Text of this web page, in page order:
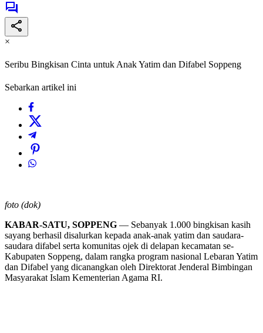
×
Seribu Bingkisan Cinta untuk Anak Yatim dan Difabel Soppeng
Sebarkan artikel ini
foto (dok)
KABAR-SATU, SOPPENG — Sebanyak 1.000 bingkisan kasih
sayang berhasil disalurkan kepada anak-anak yatim dan saudara-
saudara difabel serta komunitas ojek di delapan kecamatan se-
Kabupaten Soppeng, dalam rangka program nasional Lebaran Yatim
dan Difabel yang dicanangkan oleh Direktorat Jenderal Bimbingan
Masyarakat Islam Kementerian Agama RI.